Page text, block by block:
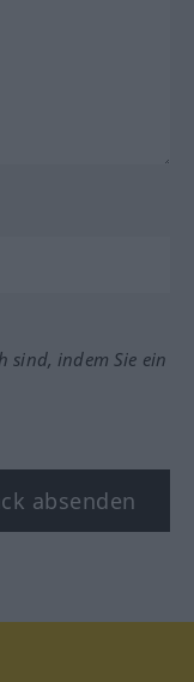
sind, indem Sie ein
absenden